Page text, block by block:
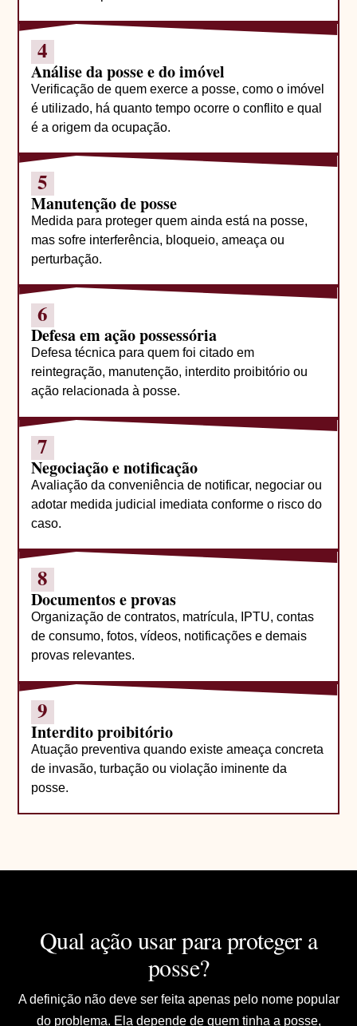
4
Análise da posse e do imóvel
Verificação de quem exerce a posse, como o imóvel
é utilizado, há quanto tempo ocorre o conflito e qual
é a origem da ocupação.
5
Manutenção de posse
Medida para proteger quem ainda está na posse,
mas sofre interferência, bloqueio, ameaça ou
perturbação.
6
Defesa em ação possessória
Defesa técnica para quem foi citado em
reintegração, manutenção, interdito proibitório ou
ação relacionada à posse.
7
Negociação e notificação
Avaliação da conveniência de notificar, negociar ou
adotar medida judicial imediata conforme o risco do
caso.
8
Documentos e provas
Organização de contratos, matrícula, IPTU, contas
de consumo, fotos, vídeos, notificações e demais
provas relevantes.
9
Interdito proibitório
Atuação preventiva quando existe ameaça concreta
de invasão, turbação ou violação iminente da
posse.
Qual ação usar para proteger a
posse?
A definição não deve ser feita apenas pelo nome popular
do problema. Ela depende de quem tinha a posse,